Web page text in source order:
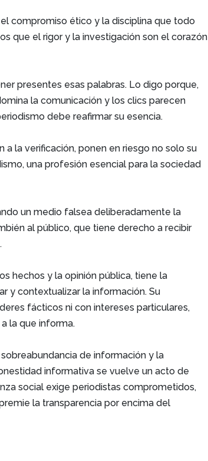
compromiso ético y la disciplina que todo
que el rigor y la investigación son el corazón
presentes esas palabras. Lo digo porque,
la comunicación y los clics parecen
debe reafirmar su esencia.
a la verificación, ponen en riesgo no solo su
una profesión esencial para la sociedad
un medio falsea deliberadamente la
al público, que tiene derecho a recibir
hechos y la opinión pública, tiene la
y contextualizar la información. Su
fácticos ni con intereses particulares,
la que informa.
de información y la
informativa se vuelve un acto de
social exige periodistas comprometidos,
la transparencia por encima del